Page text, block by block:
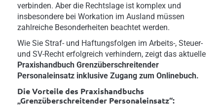
verbinden. Aber die Rechtslage ist komplex und
insbesondere bei Workation im Ausland müssen
zahlreiche Besonderheiten beachtet werden.
Wie Sie Straf- und Haftungsfolgen im Arbeits-, Steuer-
und SV-Recht erfolgreich verhindern, zeigt das aktuelle
Praxishandbuch Grenzüberschreitender
Personaleinsatz inklusive Zugang zum Onlinebuch.
Die Vorteile des Praxishandbuchs
„Grenzüberschreitender Personaleinsatz“: